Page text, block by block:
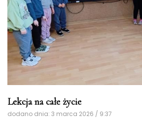
Lekcja na całe życie
dodano dnia: 3 marca 2026 / 9:37